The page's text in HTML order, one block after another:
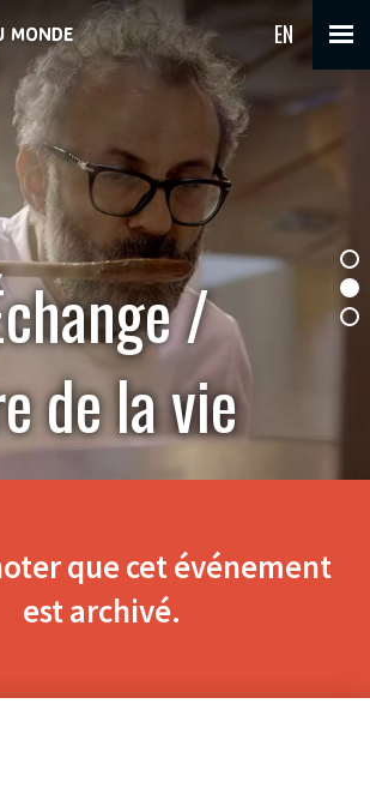
EN
/
de la vie
que cet événement
est archivé.